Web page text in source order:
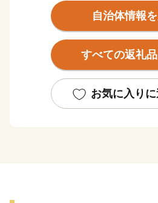
スカットなどのフルーツ、つや
米、とろけるような舌触りが特
ブランド」を生み出しています
や旧家が数多く残り、レトロモ
自治体情報
すべての返礼
お気に入り